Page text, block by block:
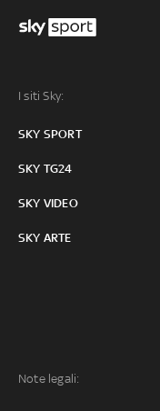
I siti Sky:
SKY SPORT
SKY TG24
SKY VIDEO
SKY ARTE
Note legali: